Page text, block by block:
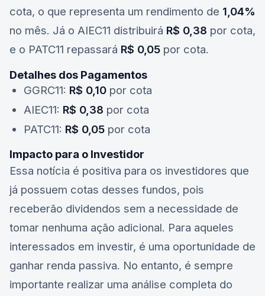
cota, o que representa um rendimento de 1,04%
no mês. Já o AIEC11 distribuirá R$ 0,38 por cota,
e o PATC11 repassará R$ 0,05 por cota.
Detalhes dos Pagamentos
GGRC11: R$ 0,10 por cota
AIEC11: R$ 0,38 por cota
PATC11: R$ 0,05 por cota
Impacto para o Investidor
Essa notícia é positiva para os investidores que
já possuem cotas desses fundos, pois
receberão dividendos sem a necessidade de
tomar nenhuma ação adicional. Para aqueles
interessados em investir, é uma oportunidade de
ganhar renda passiva. No entanto, é sempre
importante realizar uma análise completa do